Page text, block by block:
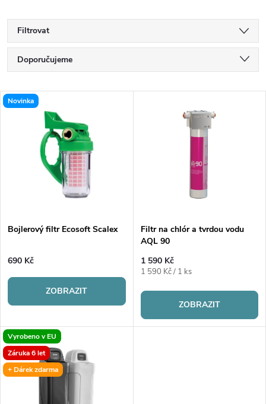
Filtrovat
Ř
a
p
r
o
d
u
k
Doporučujeme
Nejdražší
Nejprodávanější
Abecedně
V
s
p
r
o
d
u
Novinka
Bojlerový filtr Ecosoft Scalex
690 Kč
ZOBRAZIT
Filtr na chlór a tvrdou vodu
AQL 90
1 590 Kč
Měrná
1 590 Kč / 1 ks
ZOBRAZIT
Vyrobeno v EU
Záruka 6 let
+ Dárek zdarma